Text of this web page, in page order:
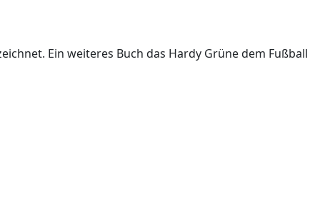
Ein weiteres Buch das Hardy Grüne dem Fußball